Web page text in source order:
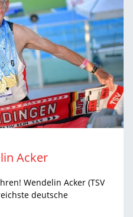
Acker
Wendelin Acker (TSV
deutsche